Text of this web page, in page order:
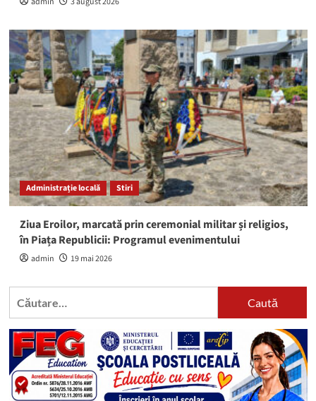
Administrație locală Stiri
Ziua Eroilor, marcată prin ceremonial militar și religios,
în Piața Republicii: Programul evenimentului
admin 19 mai 2026
Caută